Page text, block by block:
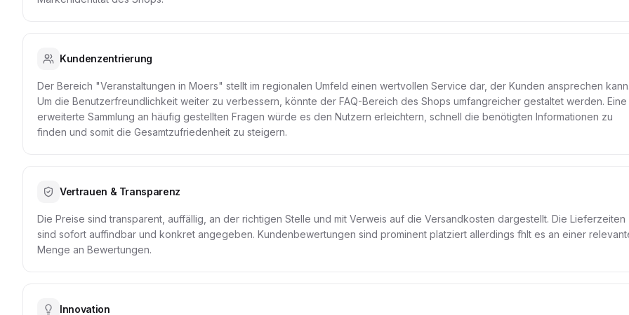
Kundenzentrierung
Der Bereich "Veranstaltungen in Moers" stellt im regionalen Umfeld einen wertvollen Service dar, der Kunden ansprechen
Um die Benutzerfreundlichkeit weiter zu verbessern, könnte der FAQ-Bereich des Shops umfangreicher gestaltet werden. Eine
erweiterte Sammlung an häufig gestellten Fragen würde es den Nutzern erleichtern, schnell die benötigten Informationen zu
finden und somit die Gesamtzufriedenheit zu steigern.
Vertrauen & Transparenz
Die Preise sind transparent, auffällig, an der richtigen Stelle und mit Verweis auf die Versandkosten dargestellt. Die Lieferzeiten
sind sofort auffindbar und konkret angegeben. Kundenbewertungen sind prominent platziert allerdings fhlt es an einer
Menge an Bewertungen.
Innovation